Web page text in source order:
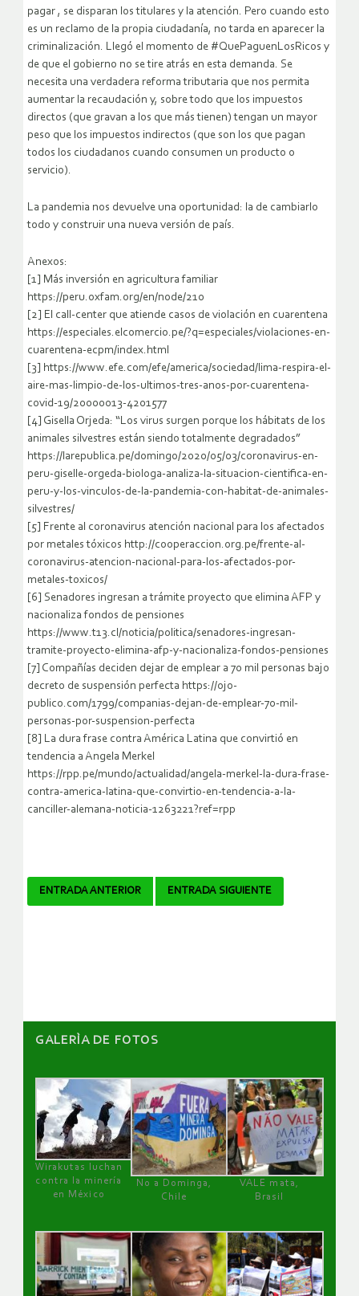
pagar , se disparan los titulares y la atención. Pero cuando esto
es un reclamo de la propia ciudadanía, no tarda en aparecer la
criminalización. Llegó el momento de #QuePaguenLosRicos y
de que el gobierno no se tire atrás en esta demanda. Se
necesita una verdadera reforma tributaria que nos permita
aumentar la recaudación y, sobre todo que los impuestos
directos (que gravan a los que más tienen) tengan un mayor
peso que los impuestos indirectos (que son los que pagan
todos los ciudadanos cuando consumen un producto o
servicio).
La pandemia nos devuelve una oportunidad: la de cambiarlo
todo y construir una nueva versión de país.
Anexos:
[1] Más inversión en agricultura familiar
https://peru.oxfam.org/en/node/210
[2] El call-center que atiende casos de violación en cuarentena
https://especiales.elcomercio.pe/?q=especiales/violaciones-en-
cuarentena-ecpm/index.html
[3] https://www.efe.com/efe/america/sociedad/lima-respira-el-
aire-mas-limpio-de-los-ultimos-tres-anos-por-cuarentena-
covid-19/20000013-4201577
[4] Gisella Orjeda: “Los virus surgen porque los hábitats de los
animales silvestres están siendo totalmente degradados”
https://larepublica.pe/domingo/2020/05/03/coronavirus-en-
peru-giselle-orgeda-biologa-analiza-la-situacion-cientifica-en-
peru-y-los-vinculos-de-la-pandemia-con-habitat-de-animales-
silvestres/
[5] Frente al coronavirus atención nacional para los afectados
por metales tóxicos http://cooperaccion.org.pe/frente-al-
coronavirus-atencion-nacional-para-los-afectados-por-
metales-toxicos/
[6] Senadores ingresan a trámite proyecto que elimina AFP y
nacionaliza fondos de pensiones
https://www.t13.cl/noticia/politica/senadores-ingresan-
tramite-proyecto-elimina-afp-y-nacionaliza-fondos-pensiones
[7] Compañías deciden dejar de emplear a 70 mil personas bajo
decreto de suspensión perfecta https://ojo-
publico.com/1799/companias-dejan-de-emplear-70-mil-
personas-por-suspension-perfecta
[8] La dura frase contra América Latina que convirtió en
tendencia a Angela Merkel
https://rpp.pe/mundo/actualidad/angela-merkel-la-dura-frase-
contra-america-latina-que-convirtio-en-tendencia-a-la-
canciller-alemana-noticia-1263221?ref=rpp
Navegador
ENTRADA ANTERIOR ENTRADA SIGUIENTE
GALERÌA DE FOTOS
Wirakutas luchan
contra la minería
en México
No a Dominga,
Chile
VALE mata,
Brasil